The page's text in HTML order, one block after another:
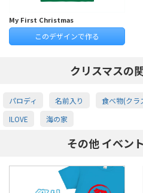
My First Christmas
このデザインで作る
クリスマスの
パロディ 名前入り 食べ物(クラ
ILOVE
海の家
その他 イベン